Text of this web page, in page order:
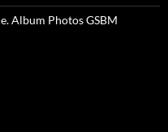
Album Photos GSBM